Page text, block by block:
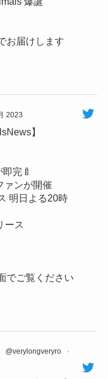
お届けします
2023
】
完🍼
ンが開催
明日よる20時
ース
でご覧ください
@verylongveryro
·